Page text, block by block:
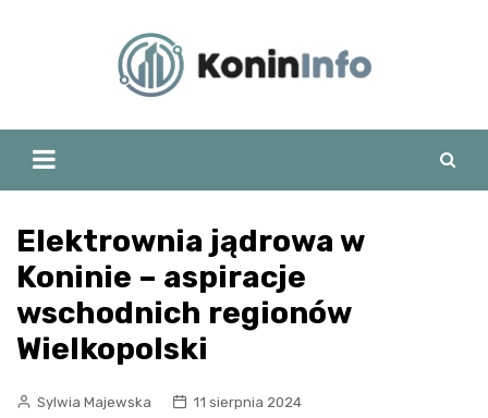
Elektrownia jądrowa w
Koninie – aspiracje
wschodnich regionów
Wielkopolski
Sylwia Majewska
11 sierpnia 2024